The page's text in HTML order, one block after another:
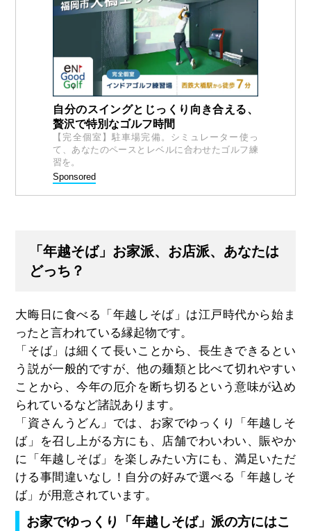
自分のスイングとじっくり向き合える、
贅沢で特別なゴルフ時間
【完全個室】駐車場完備。シミュレーター使っ
て、あなたのペースとレベルに合わせたゴルフ練
習を。
Sponsored
「年越そば」お家派、お店派、あなたは
どっち？
大晦日に食べる「年越しそば」は江戸時代から始ま
ったと言われている縁起物です。
「そば」は細くて長いことから、長生きできるとい
う説が一般的ですが、他の麺類と比べて切れやすい
ことから、今年の厄介を断ち切るという意味が込め
られているなど諸説あります。
「資さんうどん」では、お家でゆっくり「年越しそ
ば」を召し上がる方にも、店舗でわいわい、賑やか
に「年越しそば」を楽しみたい方にも、満足いただ
ける事間違いなし！自分の好みで選べる「年越しそ
ば」が用意されています。
お家でゆっくり「年越しそば」派の方にはこ